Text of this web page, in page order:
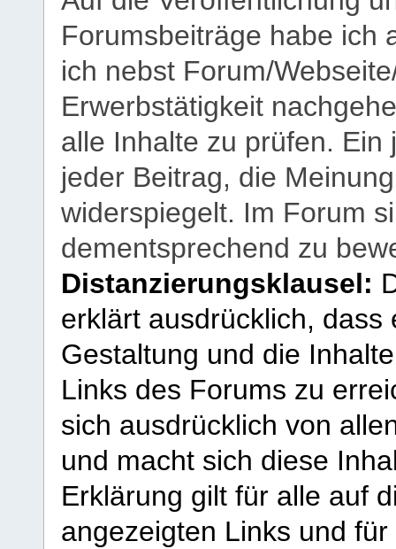
Forumsbeiträge habe ich
ich nebst Forum/
Erwerbstätigkeit
alle Inhalte zu prüfen.
jeder Beitrag, die
widerspiegelt. Im Forum
dementsprechend zu
Distanzierungsklausel:
erklärt ausdrücklich,
Gestaltung und die
Links des Forums zu
sich ausdrücklich von
und macht sich diese
Erklärung gilt für alle auf
angezeigten Links und